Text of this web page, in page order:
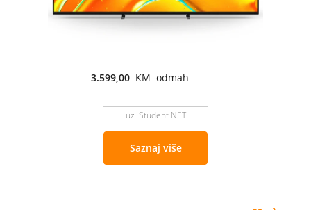
3.599,00 KM odmah
uz Student NET
Saznaj više